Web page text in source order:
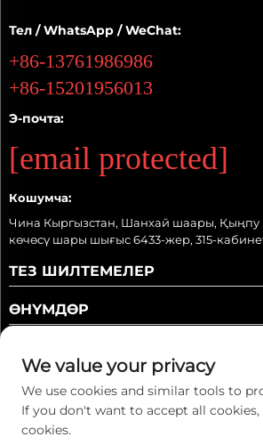
Тел / WhatsApp / WeChat:
+86-13761986986
+86-15201956013
Э-почта:
[email protected]
Кошумча:
Чина Кыргызстан, Шанхай шаары, Қыңпу
көчөсү шары шығыс 6433-жер, 315-
ТЕЗ ШИЛТЕМЕЛЕР
ӨНҮМДӨР
Бизди
We value your privacy
We use cookies and similar tools to
If you don't want to accept all cookies,
cookies.